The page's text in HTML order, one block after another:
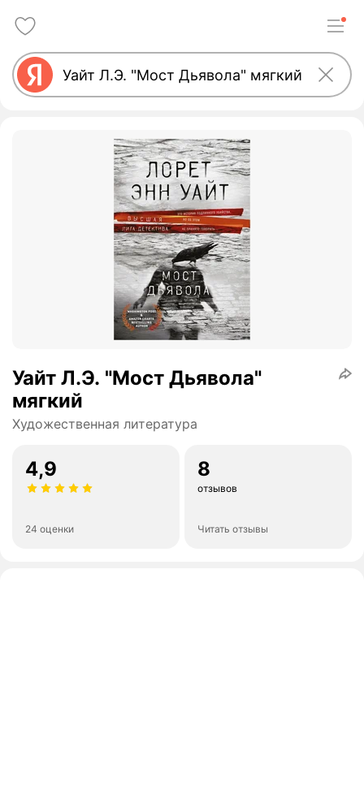
Уайт Л.Э. "Мост Дьявола"
мягкий
Художественная литература
4,9
24 оценки
8
отзывов
Читать отзывы